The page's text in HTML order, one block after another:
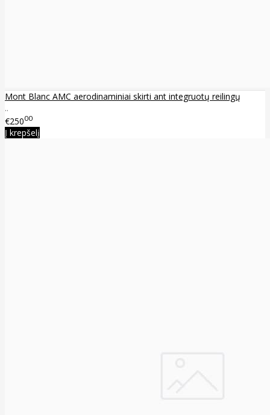
Mont Blanc AMC aerodinaminiai skirti ant integruotų reilingų
..
€25000
Į krepšelį